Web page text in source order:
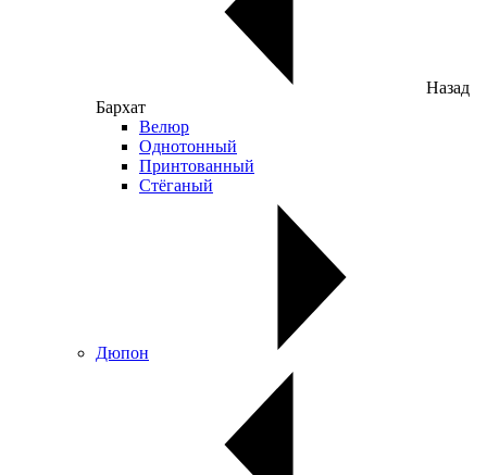
Назад
Бархат
Велюр
Однотонный
Принтованный
Стёганый
Дюпон